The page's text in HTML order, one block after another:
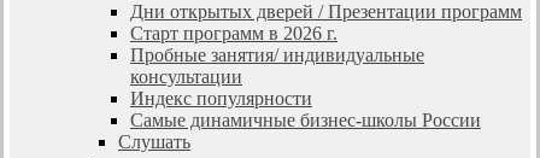
Дни открытых дверей / Презентации программ
Старт программ в 2026 г.
Пробные занятия/ индивидуальные
консультации
Индекс популярности
Самые динамичные бизнес-школы России
Слушать